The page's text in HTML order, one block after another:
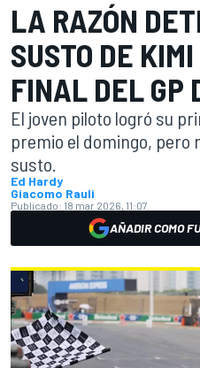
LA RAZÓN
SUSTO DE
FINAL DEL GP
El joven piloto logró su
premio el domingo, pero
susto.
Ed Hardy
Giacomo Rauli
Publicado: 18 mar 2026, 11:07
AÑADIR COMO